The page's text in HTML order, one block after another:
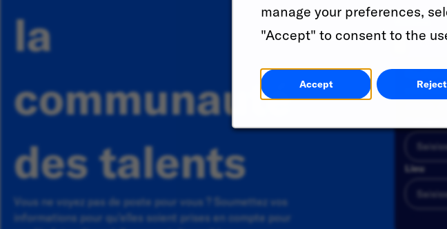
manage your preferences,
"Accept" to consent to the
Accept Reject
la
communauté
des talents
Vous ne voyez pas de poste pour vous ? Soumettez vos
informations pour qu'elles soient prises en compte pour
Resume
Lieu